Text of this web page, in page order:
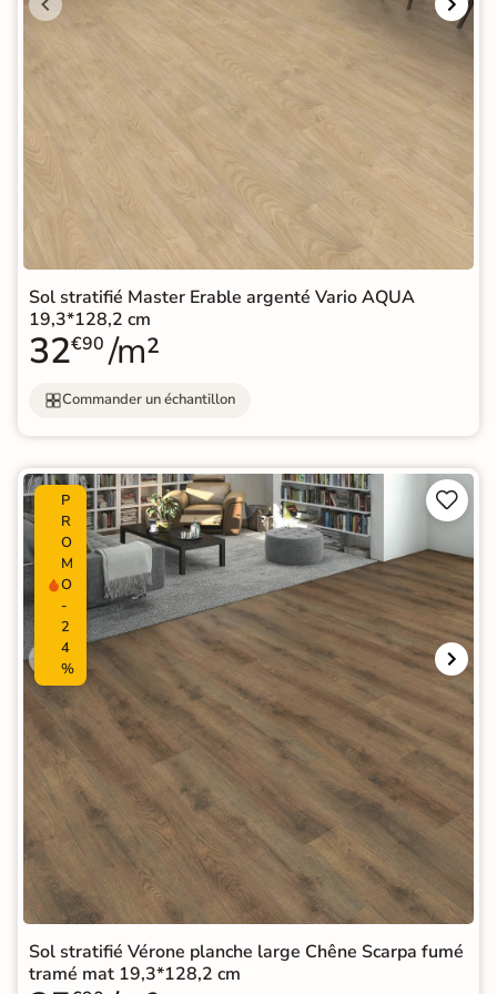
Sol stratifié Master Erable argenté Vario AQUA
19,3*128,2 cm
32€90 /m²
Commander un échantillon
P
R
O
M
O
-
2
4
%


Sol stratifié Vérone planche large Chêne Scarpa fumé
tramé mat 19,3*128,2 cm